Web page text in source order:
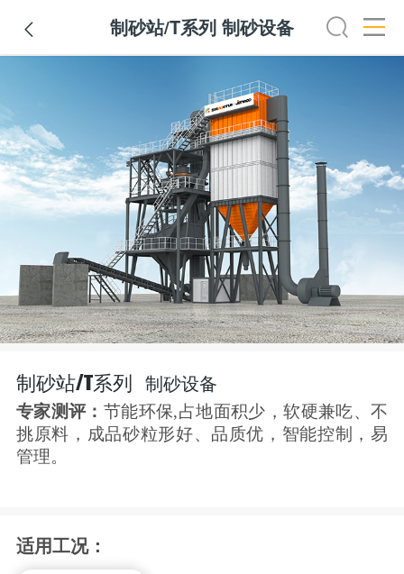
 制砂站/T系列 制砂设备
制砂站/T系列 制砂设备
专家测评： 节能环保,占地面积少，软硬兼吃、不
挑原料，成品砂粒形好、品质优，智能控制，易
管理。
适用工况：